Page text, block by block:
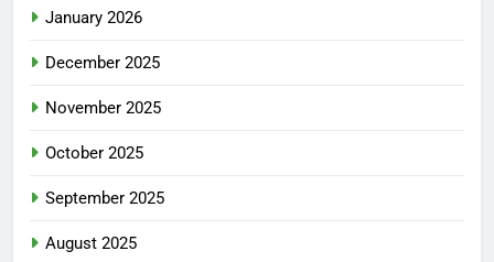
January 2026
December 2025
November 2025
October 2025
September 2025
August 2025